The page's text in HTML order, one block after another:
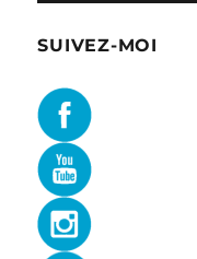
SUIVEZ-MOI